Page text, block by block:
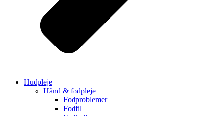
Hudpleje
Hånd & fodpleje
Fodproblemer
Fodfil